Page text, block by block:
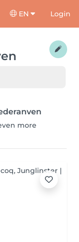
EN Login
more